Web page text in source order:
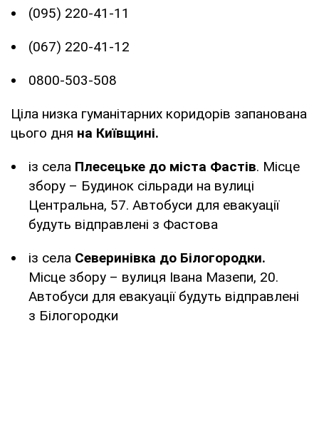
(095) 220-41-11
(067) 220-41-12
0800-503-508
Ціла низка гуманітарних коридорів запанована
цього дня на Київщині.
із села Плесецьке до міста Фастів. Місце
збору – Будинок сільради на вулиці
Центральна, 57. Автобуси для евакуації
будуть відправлені з Фастова
із села Северинівка до Білогородки.
Місце збору – вулиця Івана Мазепи, 20.
Автобуси для евакуації будуть відправлені
з Білогородки